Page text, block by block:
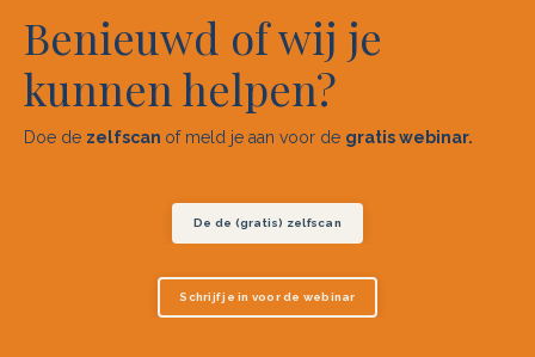
Benieuwd of wij je
kunnen helpen?
Doe de zelfscan ofmeld je aan voor de gratis webinar.
De de (gratis) zelfscan
Schrijf je in voor de webinar